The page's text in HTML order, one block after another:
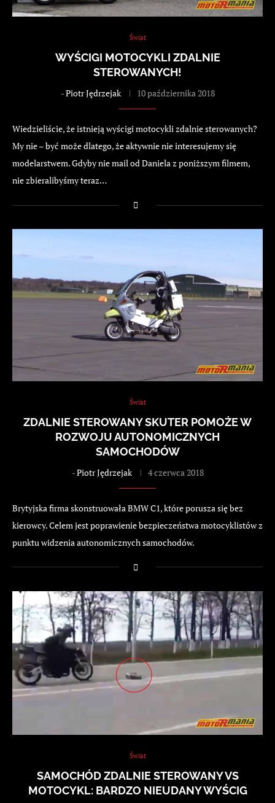
Świat
WYŚCIGI MOTOCYKLI ZDALNIE
STEROWANYCH!
-Piotr Jędrzejak 10 października 2018
Wiedzieliście, że istnieją wyścigi motocykli zdalnie sterowanych?
My nie – być może dlatego, że aktywnie nie interesujemy się
modelarstwem. Gdyby nie mail od Daniela z poniższym filmem,
nie zbieralibyśmy teraz…
Świat
ZDALNIE STEROWANY SKUTER POMOŻE W
ROZWOJU AUTONOMICZNYCH
SAMOCHODÓW
-Piotr Jędrzejak 4 czerwca 2018
Brytyjska firma skonstruowała BMW C1, które porusza się bez
kierowcy. Celem jest poprawienie bezpieczeństwa motocyklistów z
punktu widzenia autonomicznych samochodów.
Świat
SAMOCHÓD ZDALNIE STEROWANY VS
MOTOCYKL: BARDZO NIEUDANY WYŚCIG